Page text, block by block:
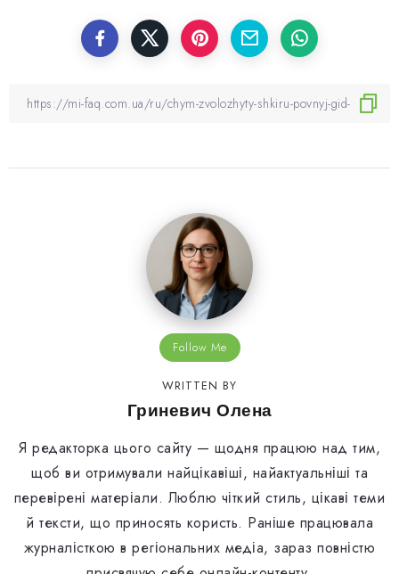
Follow Me
WRITTEN BY
Гриневич Олена
Я редакторка цього сайту — щодня працюю над тим,
щоб ви отримували найцікавіші, найактуальніші та
перевірені матеріали. Люблю чіткий стиль, цікаві теми
й тексти, що приносять користь. Раніше працювала
журналісткою в регіональних медіа, зараз повністю